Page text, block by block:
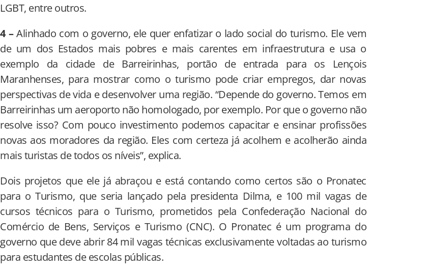
LGBT, entre outros.
4 –Alinhado com o governo, ele quer enfatizar o lado social do turismo. Ele vem
de um dos Estados mais pobres e mais carentes em infraestrutura e usa o
exemplo da cidade de Barreirinhas, portão de entrada para os Lençois
Maranhenses, para mostrar como o turismo pode criar empregos, dar novas
perspectivas de vida e desenvolver uma região. “Depende do governo. Temos em
Barreirinhas um aeroporto não homologado, por exemplo. Por que o governo não
resolve isso? Com pouco investimento podemos capacitar e ensinar profissões
novas aos moradores da região. Eles com certeza já acolhem e acolherão ainda
mais turistas de todos os níveis”, explica.
Dois projetos que ele já abraçou e está contando como certos são o Pronatec
para o Turismo, que seria lançado pela presidenta Dilma, e 100 mil vagas de
cursos técnicos para o Turismo, prometidos pela Confederação Nacional do
Comércio de Bens, Serviços e Turismo (CNC). O Pronatec é um programa do
governo que deve abrir 84 mil vagas técnicas exclusivamente voltadas ao turismo
para estudantes de escolas públicas.